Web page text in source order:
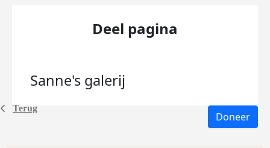
Terug
Deel pagina
Sanne's galerij
Doneer